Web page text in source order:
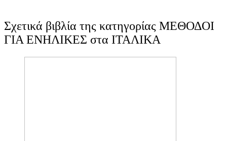
Σχετικά βιβλία της κατηγορίας ΜΕΘΟΔΟΙ
ΓΙΑ ΕΝΗΛΙΚΕΣ στα ΙΤΑΛΙΚΑ